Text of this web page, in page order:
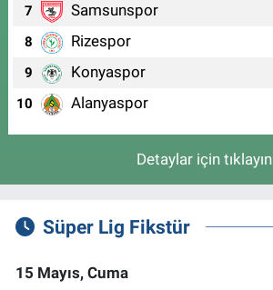
7 Samsunspor
8 Rizespor
9 Konyaspor
10 Alanyaspor
Detaylar için tıklayın
Süper Lig Fikstür
15 Mayıs, Cuma